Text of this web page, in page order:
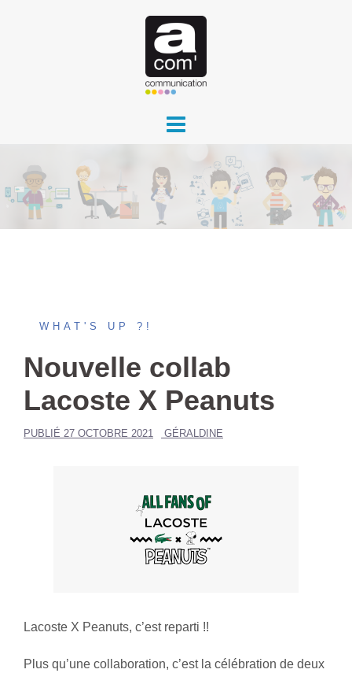
WHAT'S UP ?!
Nouvelle collab
Lacoste X Peanuts
PUBLIÉ 27 OCTOBRE 2021 GÉRALDINE
Lacoste X Peanuts, c’est reparti !!
Plus qu’une collaboration, c’est la célébration de deux